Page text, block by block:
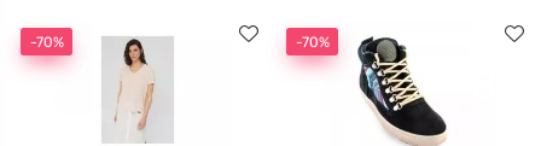
-70% -70%